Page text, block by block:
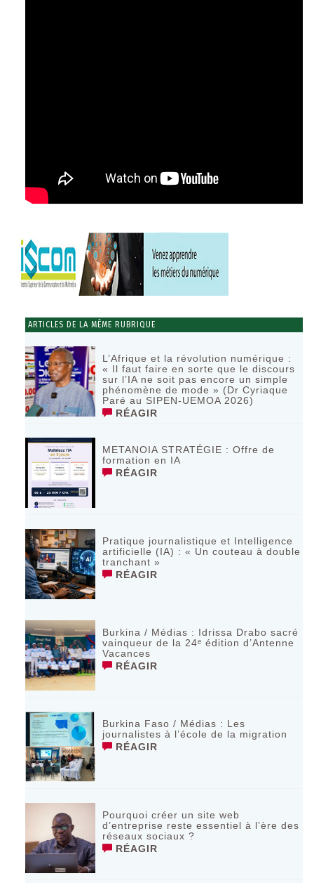
ARTICLES DE LA MÊME RUBRIQUE
L’Afrique et la révolution numérique :
« Il faut faire en sorte que le discours
sur l’IA ne soit pas encore un simple
phénomène de mode » (Dr Cyriaque
Paré au SIPEN-UEMOA 2026)
RÉAGIR
METANOIA STRATÉGIE : Offre de
formation en IA
RÉAGIR
Pratique journalistique et Intelligence
artificielle (IA) : « Un couteau à double
tranchant »
RÉAGIR
Burkina / Médias : Idrissa Drabo sacré
vainqueur de la 24ᵉ édition d’Antenne
Vacances
RÉAGIR
Burkina Faso / Médias : Les
journalistes à l’école de la migration
RÉAGIR
Pourquoi créer un site web
d’entreprise reste essentiel à l’ère des
réseaux sociaux ?
RÉAGIR